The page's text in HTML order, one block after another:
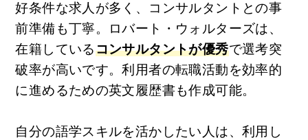
好条件な求人が多く、コンサルタントとの事
前準備も丁寧。ロバート・ウォルターズは、
在籍しているコンサルタントが優秀で選考突
破率が高いです。利用者の転職活動を効率的
に進めるための英文履歴書も作成可能。
自分の語学スキルを活かしたい人は、利用し